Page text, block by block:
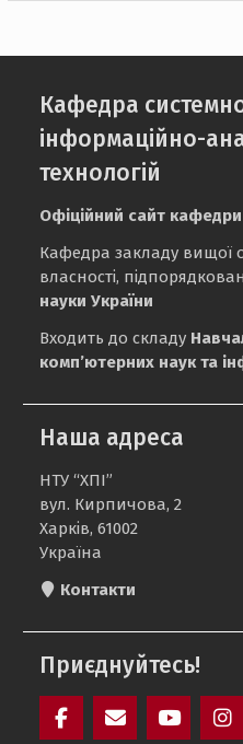
Кафедра
інформаційно-
технологій
Офіційний сайт кафедри
Кафедра закладу вищої
власності,
науки України
Входить до складу
комп’ютерних наук та
Наша адреса
НТУ “ХПІ”
вул. Кирпичова, 2
Харків, 61002
Україна
Контакти
Приєднуйтесь!